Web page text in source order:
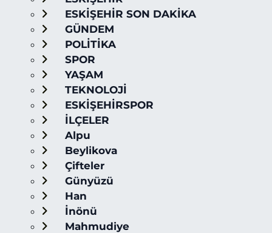
ESKİŞEHİR SON DAKİKA
GÜNDEM
POLİTİKA
SPOR
YAŞAM
TEKNOLOJİ
ESKİŞEHİRSPOR
İLÇELER
Alpu
Beylikova
Çifteler
Günyüzü
Han
İnönü
Mahmudiye